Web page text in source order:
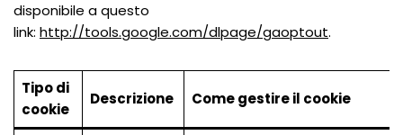
disponibile a questo
link: http://tools.google.com/dlpage/gaoptout.
Tipo di
cookie
Descrizione Come gestire il cookie